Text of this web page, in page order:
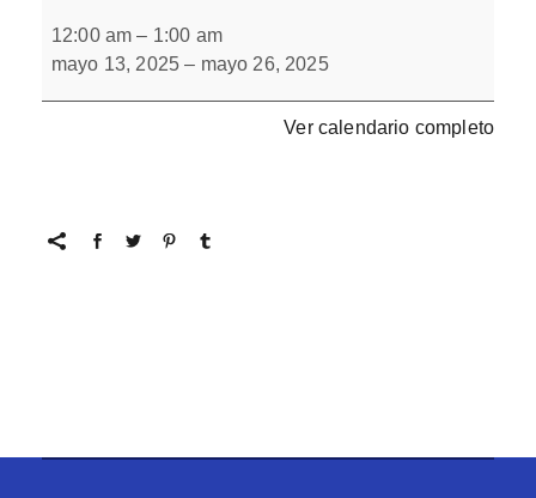
oculares
en
carta
y
12:00 am – 1:00 am
mayo 13, 2025 – mayo 26, 2025
Ver calendario completo